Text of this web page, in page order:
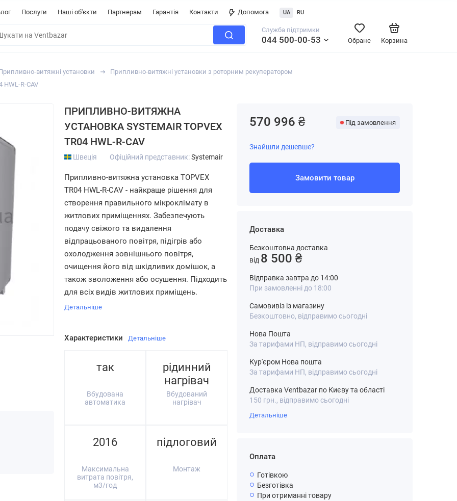
Послуги Наші об'єкти Партнерам Гарантія Контакти Допомога UA RU
Служба підтримки
044 500-00-53 Корзина
Обране
витяжні установки
Припливно-витяжні установки з роторним рекуператором
HWL-R-CAV
ПРИПЛИВНО-ВИТЯЖНА
УСТАНОВКА SYSTEMAIR TOPVEX
TR04 HWL-R-CAV
Швеція Офіційний представник:Systemair
Припливно-витяжна установка TOPVEX
TR04 HWL-R-CAV - найкраще рішення для
створення правильного мікроклімату в
житлових приміщеннях. Забезпечують
подачу свіжого та видалення
відпрацьованого повітря, підігрів або
охолодження зовнішнього повітря,
очищення його від шкідливих домішок, а
також зволоження або осушення. Підходить
для всіх видів житлових приміщень.
Детальніше
Характеристики Детальніше
так
Вбудована
автоматика
рідинний
нагрівач
Вбудований
нагрівач
2016
Максимальна
витрата повітря,
м3/год
підлоговий
Монтаж
570 996 ₴ Під замовлення
Знайшли дешевше?
Замовити товар
Доставка
Безкоштовна доставка
від 8 500 ₴
Відправка завтра до 14:00
При замовленні до 18:00
Самовивіз із магазину
Безкоштовно, відправимо сьогодні
Нова Пошта
За тарифами НП, відправимо сьогодні
Кур'єром Нова пошта
За тарифами НП, відправимо сьогодні
Доставка Ventbazar по Києву та області
150 грн., відправимо сьогодні
Детальніше
Оплата
Готівкою
Безготівка
При отриманні товару